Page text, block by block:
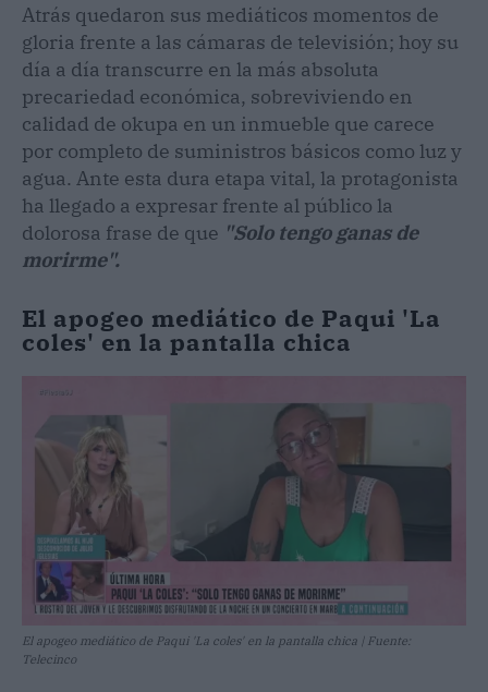
Atrás quedaron sus mediáticos momentos de
gloria frente a las cámaras de televisión; hoy su
día a día transcurre en la más absoluta
precariedad económica, sobreviviendo en
calidad de okupa en un inmueble que carece
por completo de suministros básicos como luz y
agua. Ante esta dura etapa vital, la protagonista
ha llegado a expresar frente al público la
dolorosa frase de que "Solo tengo ganas de
morirme".
El apogeo mediático de Paqui 'La
coles' en la pantalla chica
El apogeo mediático de Paqui 'La coles' en la pantalla chica | Fuente:
Telecinco